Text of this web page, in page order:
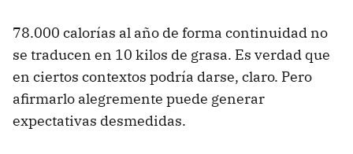
78.000 calorías al año de forma continuidad no
se traducen en 10 kilos de grasa. Es verdad que
en ciertos contextos podría darse, claro. Pero
afirmarlo alegremente puede generar
expectativas desmedidas.